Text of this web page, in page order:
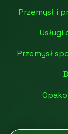
Przemysł i
Usługi
Przemysł